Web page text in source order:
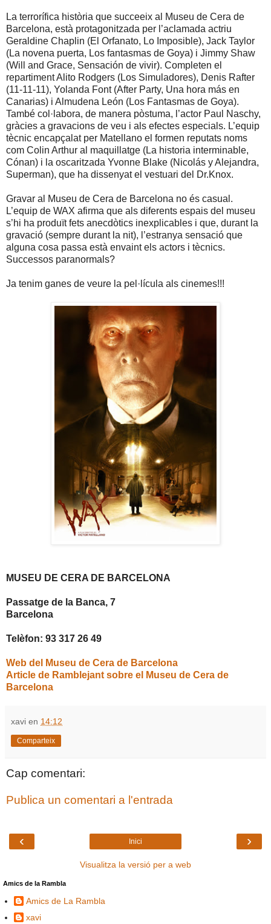
La terrorífica història que succeeix al Museu de Cera de
Barcelona, està protagonitzada per l’aclamada actriu
Geraldine Chaplin (El Orfanato, Lo Imposible), Jack Taylor
(La novena puerta, Los fantasmas de Goya) i Jimmy Shaw
(Will and Grace, Sensación de vivir). Completen el
repartiment Alito Rodgers (Los Simuladores), Denis Rafter
(11-11-11), Yolanda Font (After Party, Una hora más en
Canarias) i Almudena León (Los Fantasmas de Goya).
També col·labora, de manera pòstuma, l’actor Paul Naschy,
gràcies a gravacions de veu i als efectes especials. L’equip
tècnic encapçalat per Matellano el formen reputats noms
com Colin Arthur al maquillatge (La historia interminable,
Cónan) i la oscaritzada Yvonne Blake (Nicolás y Alejandra,
Superman), que ha dissenyat el vestuari del Dr.Knox.
Gravar al Museu de Cera de Barcelona no és casual.
L’equip de WAX afirma que als diferents espais del museu
s’hi ha produït fets anecdòtics inexplicables i que, durant la
gravació (sempre durant la nit), l’estranya sensació que
alguna cosa passa està envaint els actors i tècnics.
Successos paranormals?
Ja tenim ganes de veure la pel·lícula als cinemes!!!
MUSEU DE CERA DE BARCELONA
Passatge de la Banca, 7
Barcelona
Telèfon: 93 317 26 49
Web del Museu de Cera de Barcelona
Article de Ramblejant sobre el Museu de Cera de
Barcelona
xavi en 14:12
Comparteix
Cap comentari:
Publica un comentari a l'entrada
‹ ›
Inici
Visualitza la versió per a web
Amics de la Rambla
Amics de La Rambla
xavi